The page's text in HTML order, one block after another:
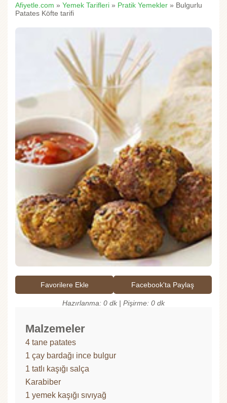
Afiyetle.com » Yemek Tarifleri » Pratik Yemekler » Bulgurlu
Patates Köfte tarifi
Favorilere Ekle Facebook'ta Paylaş
Hazırlanma: 0 dk | Pişirme: 0 dk
Malzemeler
4 tane patates
1 çay bardağı ince bulgur
1 tatlı kaşığı salça
Karabiber
1 yemek kaşığı sıvıyağ